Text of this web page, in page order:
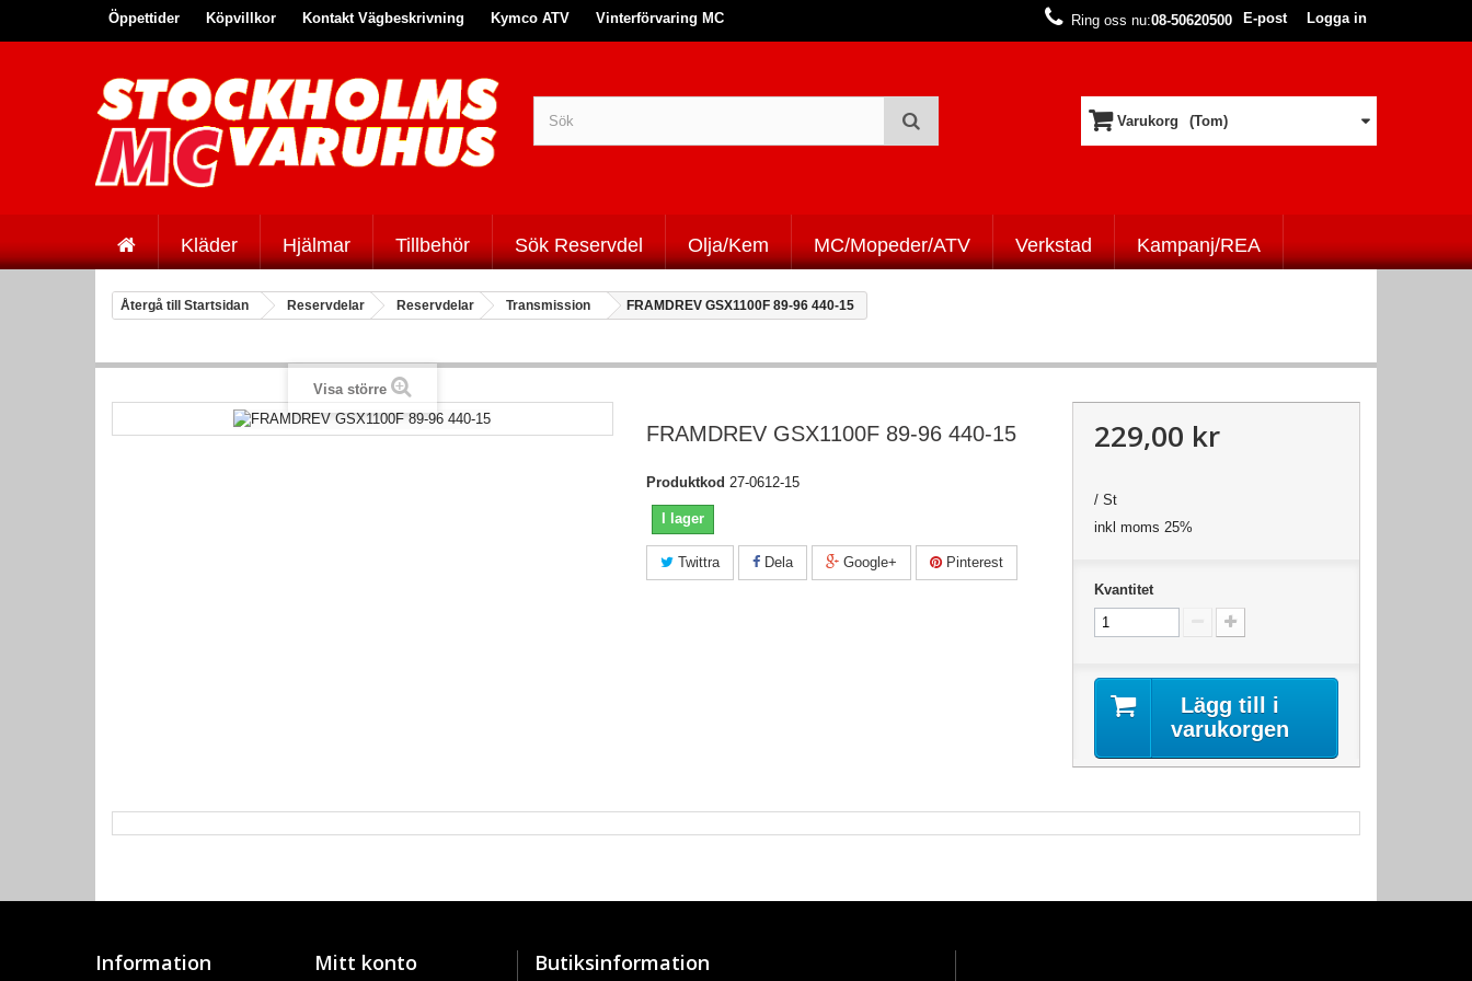
Öppettider Köpvillkor Kontakt Vägbeskrivning Kymco ATV Vinterförvaring MC Logga in
E-post
Ring oss nu:08-50620500
Varukorg (Tom)
Kläder Hjälmar Tillbehör Sök Reservdel Olja/Kem MC/Mopeder/ATV Verkstad Kampanj/REA
Återgå till Startsidan Reservdelar Reservdelar Transmission FRAMDREV GSX1100F 89-96 440-15
Visa större
FRAMDREV GSX1100F 89-96 440-15
Produktkod 27-0612-15
I lager
Twittra Dela Google+ Pinterest
229,00 kr
/ St
inkl moms 25%
Kvantitet
Lägg till i
varukorgen
Information Mitt konto Butiksinformation